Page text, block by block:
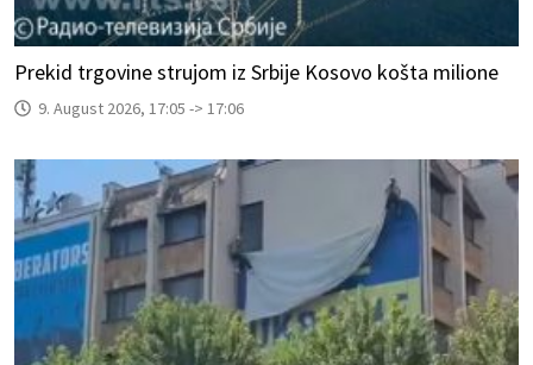
Prekid trgovine strujom iz Srbije Kosovo košta milione
9. August 2026, 17:05 -> 17:06